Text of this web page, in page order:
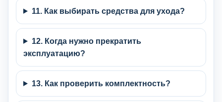
11. Как выбирать средства для ухода?
12. Когда нужно прекратить
эксплуатацию?
13. Как проверить комплектность?